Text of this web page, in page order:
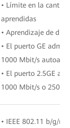
• Límite en la
aprendidas
• Aprendizaje de
• El puerto GE
1000 Mbit/s
• El puerto 2.5GE
1000 Mbit/s o 2500
• IEEE 802.11 b/g/n/